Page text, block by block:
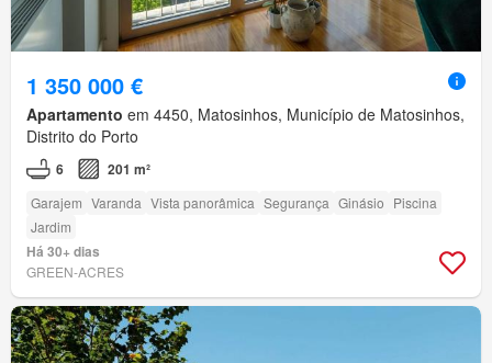
1 350 000 €
Apartamento em 4450, Matosinhos, Município de Matosinhos,
Distrito do Porto
6 201 m²
Garajem Varanda Vista panorâmica Segurança Ginásio Piscina
Jardim
Há 30+ dias
GREEN-ACRES